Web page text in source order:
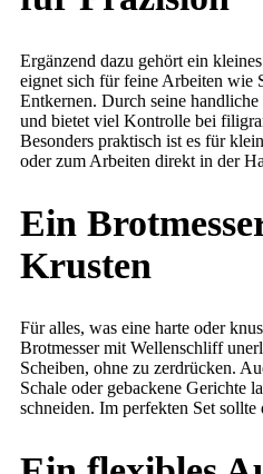
Ergänzend dazu gehört ein
eignet sich für feine Arbeiten wie
Entkernen. Durch seine
und bietet viel Kontrolle bei
Besonders praktisch ist es für
oder zum Arbeiten direkt in der
Ein
Krusten
Für alles, was eine harte oder
Brotmesser mit Wellenschliff
Scheiben, ohne zu zerdrücken.
Schale oder gebackene Gerichte
schneiden. Im perfekten Set sollte